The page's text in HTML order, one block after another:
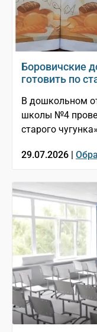
Боровичские
готовить по
В дошкольном
школы №4
старого чугунка»
29.07.2026 |